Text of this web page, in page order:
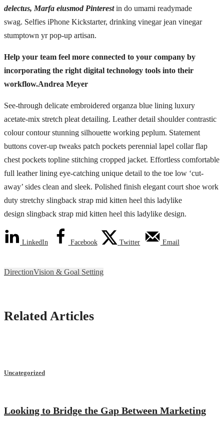
delectus, Marfa eiusmod Pinterestin do umami readymade
swag. Selfies iPhone Kickstarter, drinking vinegar jean vinegar
stumptown yr pop-up artisan.
Help your team feel more connected to your company by
incorporating the right digital technology tools into their
workflow.Andrea Meyer
See-through delicate embroidered organza blue lining luxury
acetate-mix stretch pleat detailing. Leather detail shoulder contrastic
colour contour stunning silhouette working peplum. Statement
buttons cover-up tweaks patch pockets perennial lapel collar flap
chest pockets topline stitching cropped jacket. Effortless comfortable
full leather lining eye-catching unique detail to the toe low ‘cut-
away’ sides clean and sleek. Polished finish elegant court shoe work
duty stretchy slingback strap mid kitten heel this ladylike
design slingback strap mid kitten heel this ladylike design.
LinkedIn Facebook Twitter Email
DirectionVision & Goal Setting
Related Articles
Uncategorized
Looking to Bridge the Gap Between Marketing